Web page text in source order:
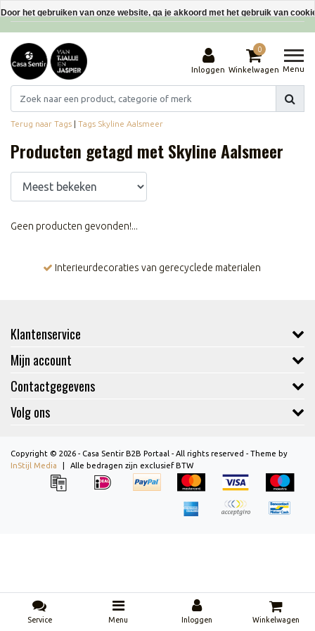
Interieurdecoraties van gerecyclede materialen
Inloggen
0
Winkelwagen Menu
Terug naar Tags | Tags Skyline Aalsmeer
Producten getagd met Skyline Aalsmeer
Geen producten gevonden!...
Interieurdecoraties van gerecyclede materialen
Klantenservice
Mijn account
Contactgegevens
Volg ons
Copyright © 2026 - Casa Sentir B2B Portaal - All rights reserved - Theme by
InStijl Media
Alle bedragen zijn exclusief BTW
Service Menu Inloggen Winkelwagen
Door het gebruiken van onze website, ga je akkoord met het gebruik van